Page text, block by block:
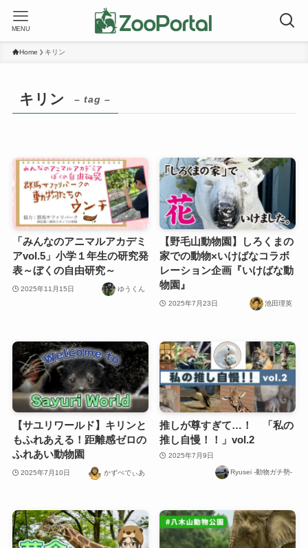
MENU
Home キリン
キリン – tag –
「みんなのアニマルアカデミ
アvol.5」小学１年生の研究発
表～ぼくの自由研究～
2025年11月15日 ゆうくん
【野毛山動物園】しろくまの
家での動物×いけばなコラボ
レーション企画『いけばな動
物園』
2025年7月23日 池田理英
【サユリワールド】キリンと
もふれあえる！距離感ゼロの
ふれあい動物園
2025年7月10日 かずぺでぃあ
推しが尊すぎて…！ 「私の
推し自慢！！」vol.2
2025年7月9日
Ryusei -動物ガチ勢-